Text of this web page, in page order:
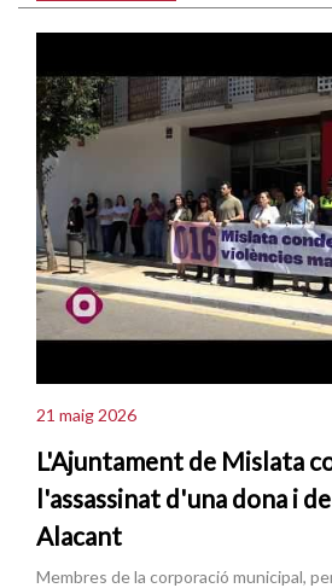
21 maig 2026
L'Ajuntament de Mislata
l'assassinat d'una dona i
Alacant
Membres de la corporació municipal,